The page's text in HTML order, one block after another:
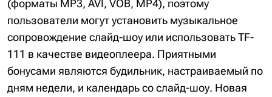
(форматы MP3, AVI, VOB, MP4), поэтому
пользователи могут установить музыкальное
сопровождение слайд-шоу или использовать TF-
111 в качестве видеоплеера. Приятными
бонусами являются будильник, настраиваемый по
дням недели, и календарь со слайд-шоу. Новая